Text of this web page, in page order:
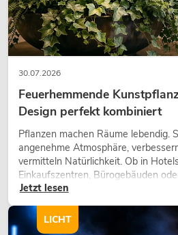
30.07.2026
Feuerhemmende
Design perfekt kombiniert
Pflanzen machen Räume lebendig.
angenehme Atmosphäre,
vermitteln Natürlichkeit. Ob in
Einkaufszentren, Bürogebäuden
eine hochwertige Begrünung gehört
Jetzt lesen
LICHT